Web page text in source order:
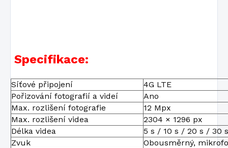
Specifikace:
Síťové připojení
4G LTE
Pořizování fotografií a videí
Ano
Max. rozlišení fotografie
12 Mpx
Max. rozlišení videa
2304 × 1296 px
Délka videa
5 s / 10 s / 20 s / 30 s
Zvuk
Obousměrný,